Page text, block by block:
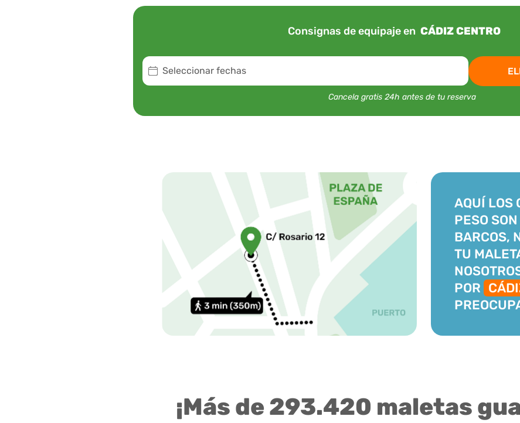
Consignas de equipaje en CÁDIZ CENTRO
Seleccionar fechas
Cancela gratis 24h antes de tu reserva
AQUÍ LOS
PESO
BARCOS,
TU
POR
¡Más de 293.420 maletas